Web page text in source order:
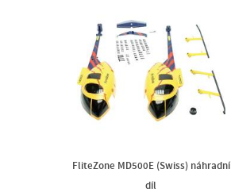
FliteZone MD500E (Swiss) náhradní
díl